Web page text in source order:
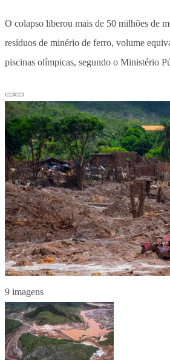
O colapso liberou mais de 50 milhões de
resíduos de minério de ferro, volume
piscinas olímpicas, segundo o Ministério
9 imagens